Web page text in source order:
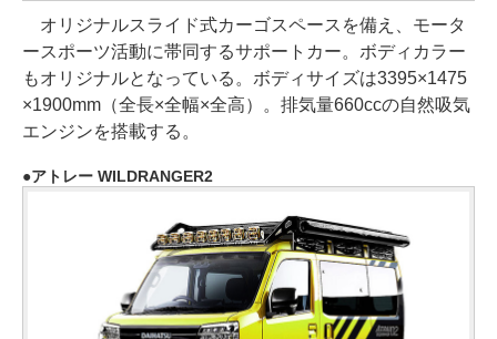
オリジナルスライド式カーゴスペースを備え、モータ
ースポーツ活動に帯同するサポートカー。ボディカラー
もオリジナルとなっている。ボディサイズは3395×1475
×1900mm（全長×全幅×全高）。排気量660ccの自然吸気
エンジンを搭載する。
アトレー WILDRANGER2